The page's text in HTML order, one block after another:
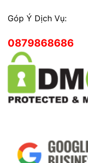
Góp Ý Dịch Vụ:
0879868686